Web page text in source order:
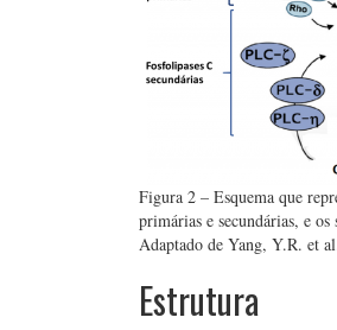
Figura 2 – Esquema que
primárias e secundárias, e os
Adaptado de Yang, Y.R. et
Estrutura